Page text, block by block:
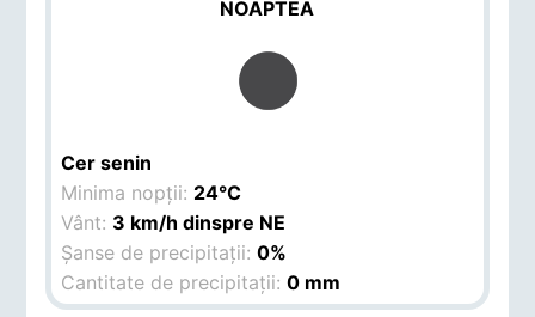
NOAPTEA
Cer senin
Minima nopții: 24°C
Vânt: 3 km/h dinspre NE
Șanse de precipitații:0%
Cantitate de precipitații:0 mm